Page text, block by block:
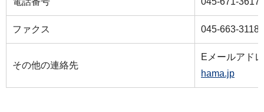
ファクス 045-663-3118
その他の連絡先
Eメールアド
hama.jp